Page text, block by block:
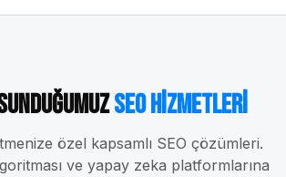
SEO Hizmetleri
özel kapsamlı SEO çözümleri.
ve yapay zeka platformlarına